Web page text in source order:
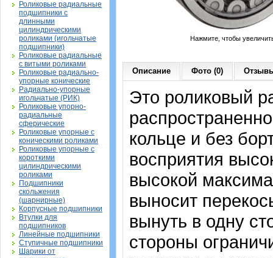
Роликовые радиальные
подшипники с
длинными
цилиндрическими
роликами (игольчатые
подшипники)
Роликовые радиальные
с витыми роликами
Роликовые радиально-
упорные конические
Радиально-упорные
игольчатые (РИК)
Роликовые упорно-
радиальные
сферические
Роликовые упорные с
коническими роликами
Роликовые упорные с
короткими
цилиндрическими
роликами
Подшипники
скольжения
(шарнирные)
Корпусные подшипники
Втулки для
подшипников
Линейные подшипники
Ступичные подшипники
Шарики от
Нажмите, чтобы
Описание Фото (0)
Это роликовый
кольце и без
восприятия
высокой
выносит
вынуть в одну
стороны